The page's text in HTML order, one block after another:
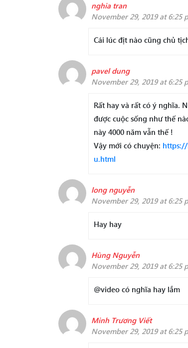
nghia tran
November 29, 2019 at 6:25
Cái lúc địt nào cũng chủ
pavel dung
November 29, 2019 at 6:25
Rất hay và rất có ý nghĩa.
được cuộc sống như thế
này 4000 năm vẫn thế !
Vậy mới có chuyện:
u.html
long nguyễn
November 29, 2019 at 6:25
Hay hay
Hùng Nguyễn
November 29, 2019 at 6:25
@video có nghĩa hay lắm
Minh Trương Viết
November 29, 2019 at 6:25